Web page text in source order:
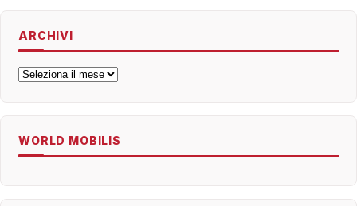
ARCHIVI
Archivi
WORLD MOBILIS